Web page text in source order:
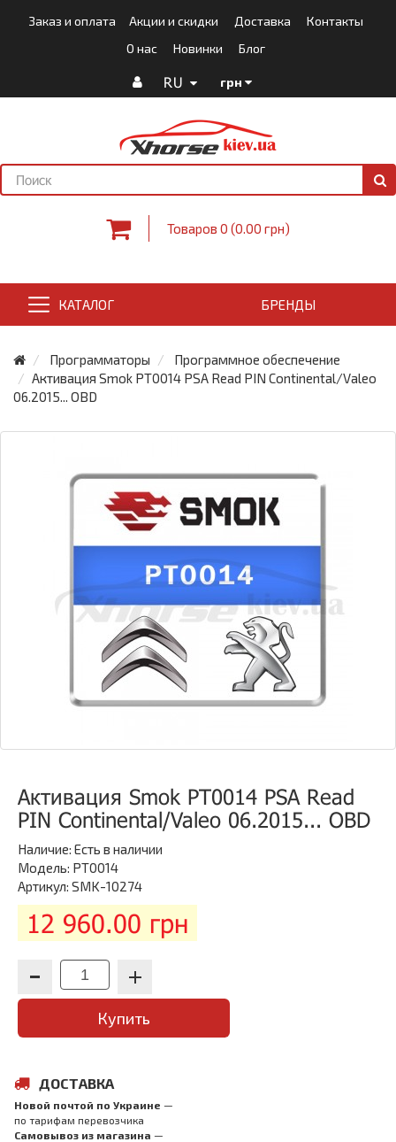
Заказ и оплата Акции и скидки Доставка
Контакты
О нас
Новинки Блог
RU грн
Товаров 0 (0.00 грн)
КАТАЛОГ БРЕНДЫ
Программаторы
Программное обеспечение
Активация Smok PT0014 PSA Read PIN Continental/Valeo
06.2015... OBD
Активация Smok PT0014 PSA Read
PIN Continental/Valeo 06.2015... OBD
Наличие: Есть в наличии
Модель: PT0014
Артикул: SMK-10274
12 960.00 грн
Купить
ДОСТАВКА
Новой почтой по Украине —
по тарифам перевозчика
Самовывоз из магазина —